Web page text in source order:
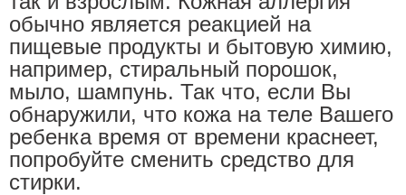
обычно является реакцией на
пищевые продукты и бытовую химию,
например, стиральный порошок,
мыло, шампунь. Так что, если Вы
обнаружили, что кожа на теле Вашего
ребенка время от времени краснеет,
попробуйте сменить средство для
стирки.